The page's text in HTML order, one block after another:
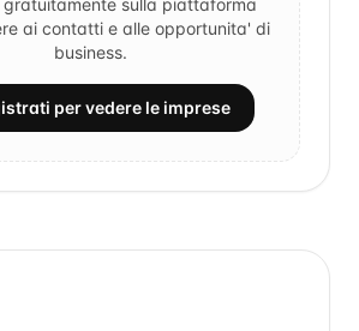
gratuitamente sulla piattaforma
ai contatti e alle opportunita' di
business.
per vedere le imprese